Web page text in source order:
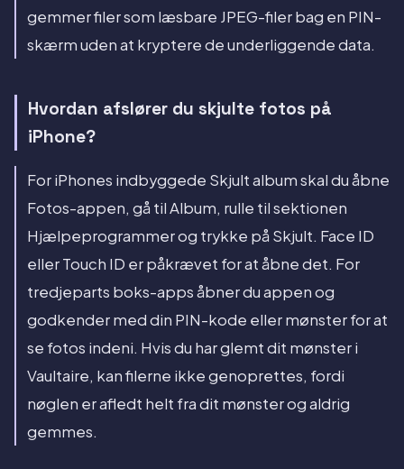
gemmer filer som læsbare JPEG-filer bag en PIN-
skærm uden at kryptere de underliggende data.
Hvordan afslører du skjulte fotos på
iPhone?
For iPhones indbyggede Skjult album skal du åbne
Fotos-appen, gå til Album, rulle til sektionen
Hjælpeprogrammer og trykke på Skjult. Face ID
eller Touch ID er påkrævet for at åbne det. For
tredjeparts boks-apps åbner du appen og
godkender med din PIN-kode eller mønster for at
se fotos indeni. Hvis du har glemt dit mønster i
Vaultaire, kan filerne ikke genoprettes, fordi
nøglen er afledt helt fra dit mønster og aldrig
gemmes.